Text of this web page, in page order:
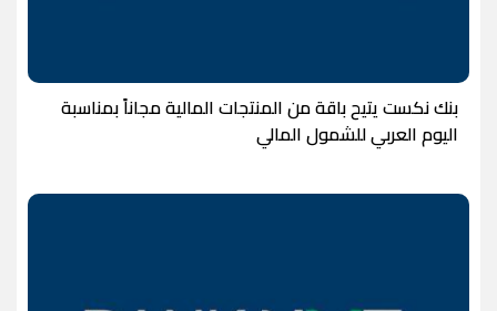
بنك نكست يتيح باقة من المنتجات المالية مجاناً بمناسبة
اليوم العربي للشمول المالي